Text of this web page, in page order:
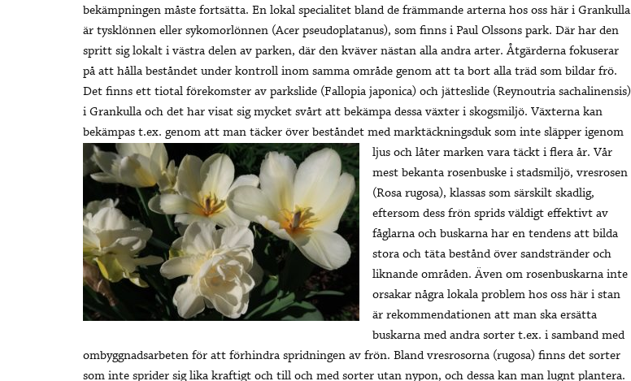
bekämpningen måste fortsätta. En lokal specialitet bland de främmande arterna hos oss här i Grankulla
är tysklönnen eller sykomorlönnen (Acer pseudoplatanus), som finns i Paul Olssons park. Där har den
spritt sig lokalt i västra delen av parken, där den kväver nästan alla andra arter. Åtgärderna fokuserar
på att hålla beståndet under kontroll inom samma område genom att ta bort alla träd som bildar frö.
Det finns ett tiotal förekomster av parkslide (Fallopia japonica) och jätteslide (Reynoutria sachalinensis)
i Grankulla och det har visat sig mycket svårt att bekämpa dessa växter i skogsmiljö. Växterna kan
bekämpas t.ex. genom att man täcker över beståndet med marktäckningsduk som inte släpper igenom
ljus och låter marken vara täckt i flera år. Vår
mest bekanta rosenbuske i stadsmiljö, vresrosen
(Rosa rugosa), klassas som särskilt skadlig,
eftersom dess frön sprids väldigt effektivt av
fåglarna och buskarna har en tendens att bilda
stora och täta bestånd över sandstränder och
liknande områden. Även om rosenbuskarna inte
orsakar några lokala problem hos oss här i stan
är rekommendationen att man ska ersätta
buskarna med andra sorter t.ex. i samband med
ombyggnadsarbeten för att förhindra spridningen av frön. Bland vresrosorna (rugosa) finns det sorter
som inte sprider sig lika kraftigt och till och med sorter utan nypon, och dessa kan man lugnt plantera.